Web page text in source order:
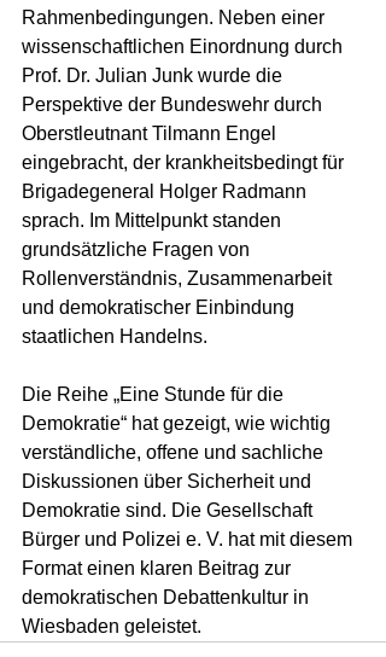
Rahmenbedingungen. Neben einer
wissenschaftlichen Einordnung durch
Prof. Dr. Julian Junk wurde die
Perspektive der Bundeswehr durch
Oberstleutnant Tilmann Engel
eingebracht, der krankheitsbedingt für
Brigadegeneral Holger Radmann
sprach. Im Mittelpunkt standen
grundsätzliche Fragen von
Rollenverständnis, Zusammenarbeit
und demokratischer Einbindung
staatlichen Handelns.
Die Reihe „Eine Stunde für die
Demokratie“ hat gezeigt, wie wichtig
verständliche, offene und sachliche
Diskussionen über Sicherheit und
Demokratie sind. Die Gesellschaft
Bürger und Polizei e. V. hat mit diesem
Format einen klaren Beitrag zur
demokratischen Debattenkultur in
Wiesbaden geleistet.